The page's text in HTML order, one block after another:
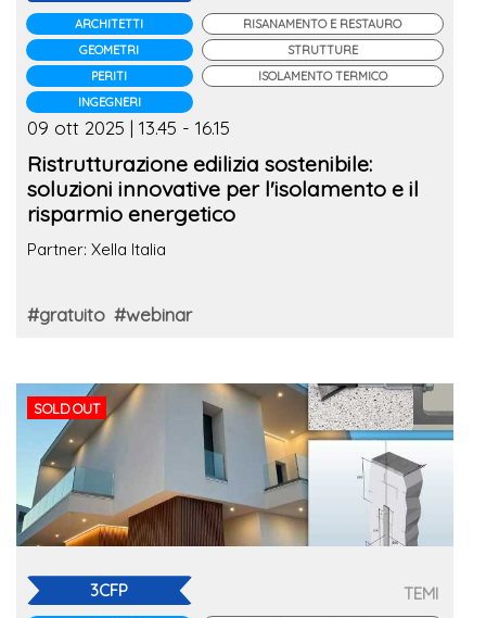
ARCHITETTI
GEOMETRI
PERITI
INGEGNERI
RISANAMENTO E RESTAURO
STRUTTURE
ISOLAMENTO TERMICO
09 ott 2025 | 13.45 - 16.15
Ristrutturazione edilizia sostenibile:
soluzioni innovative per l'isolamento e il
risparmio energetico
Partner: Xella Italia
#gratuito #webinar
SOLD OUT
3CFP TEMI